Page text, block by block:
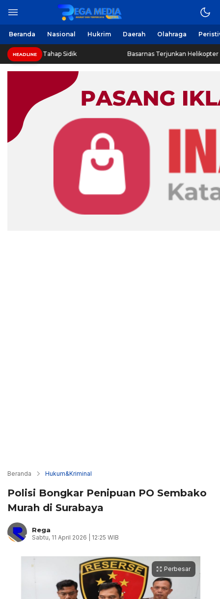
Beranda Nasional Hukrim Daerah Olahraga
HEADLINE
Tahap Sidik Basarnas Terjunkan Helikopter Sisir
Beranda Hukum&Kriminal
Polisi Bongkar Penipuan PO Sembako
Murah di Surabaya
Rega
Sabtu, 11 April 2026 | 12:25 WIB
Perbesar